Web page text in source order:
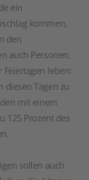
ein
kommen,
den
auch Personen,
leben:
diesen Tagen zu
mit einem
125 Prozent des
sollen auch